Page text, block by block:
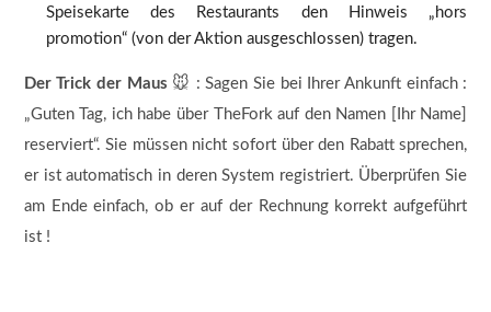
Speisekarte des Restaurants den Hinweis „hors
promotion“ (von der Aktion ausgeschlossen) tragen.
Der Trick der Maus 🐭 : Sagen Sie bei Ihrer Ankunft einfach :
„Guten Tag, ich habe über TheFork auf den Namen [Ihr Name]
reserviert“. Sie müssen nicht sofort über den Rabatt sprechen,
er ist automatisch in deren System registriert. Überprüfen Sie
am Ende einfach, ob er auf der Rechnung korrekt aufgeführt
ist !